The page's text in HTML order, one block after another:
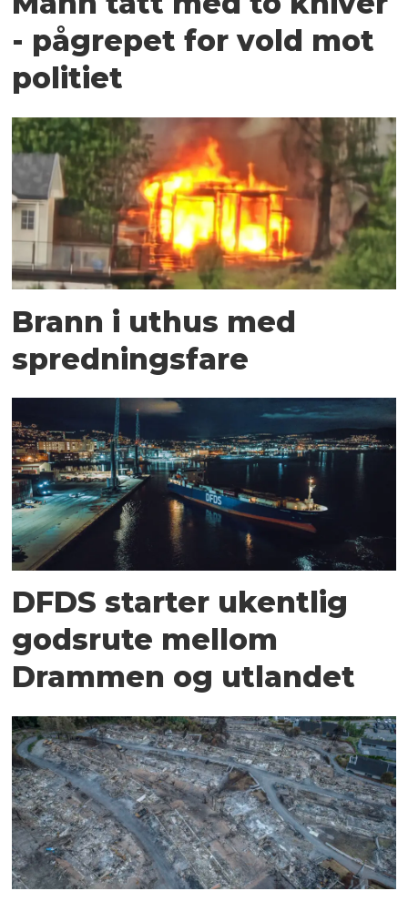
- pågrepet for vold mot
politiet
Brann i uthus med
spredningsfare
DFDS starter ukentlig
godsrute mellom
Drammen og utlandet